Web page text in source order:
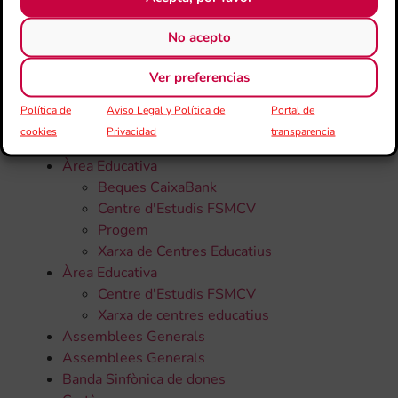
No acepto
Ver preferencias
Política de
cookies
Aviso Legal y Política de
Privacidad
Portal de
transparencia
Todas la noticias
50 Aniversari
Àrea Educativa
Beques CaixaBank
Centre d'Estudis FSMCV
Progem
Xarxa de Centres Educatius
Àrea Educativa
Centre d'Estudis FSMCV
Xarxa de centres educatius
Assemblees Generals
Assemblees Generals
Banda Sinfònica de dones